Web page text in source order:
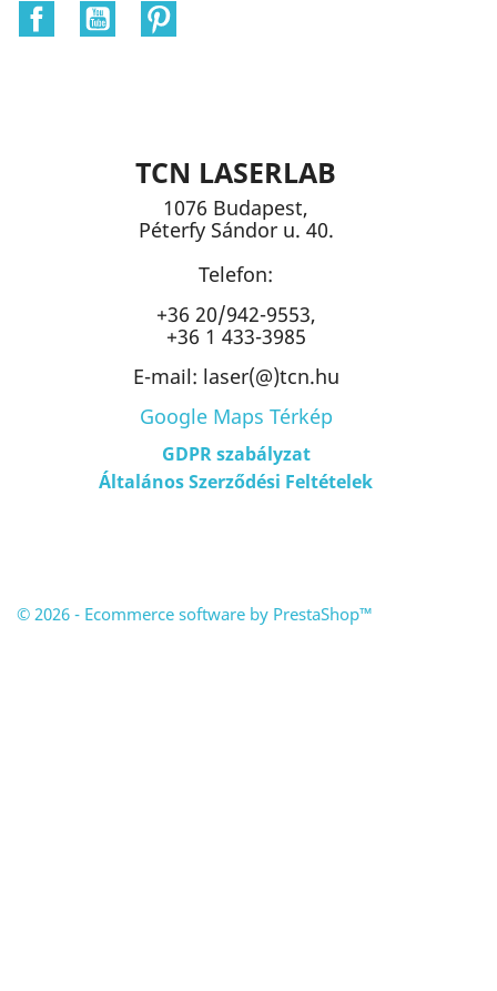
FacebookYouTube
TCN LASERLAB
1076 Budapest,
Péterfy Sándor u. 40.
Telefon:
+36 20/942-9553,
+36 1 433-3985
E-mail: laser(@)tcn.hu
Google Maps Térkép
GDPR szabályzat
Általános Szerződési Feltételek
© 2026 - Ecommerce software by PrestaShop™